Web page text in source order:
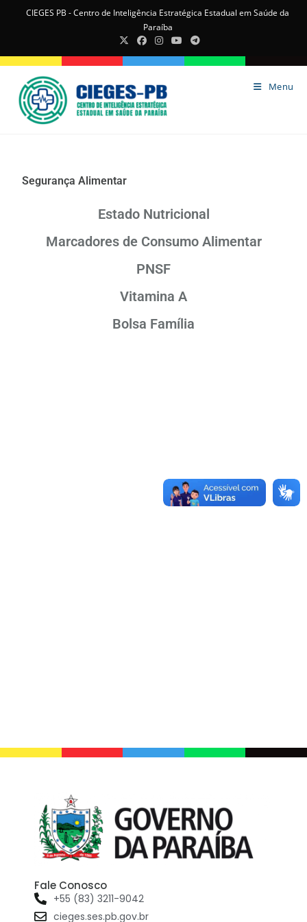
CIEGES PB - Centro de Inteligência Estratégica Estadual em Saúde da
Paraíba
Menu
Segurança Alimentar
Estado Nutricional
Marcadores de Consumo Alimentar
PNSF
Vitamina A
Bolsa Família
Fale Conosco
+55 (83) 3211-9042
cieges.ses.pb.gov.br